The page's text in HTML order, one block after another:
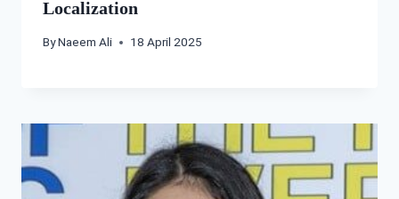
Localization
ByNaeem Ali 18 April 2025